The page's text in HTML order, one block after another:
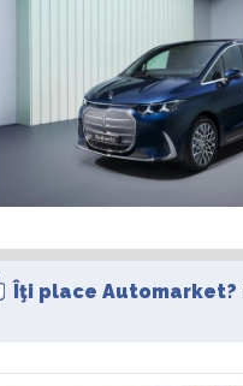
Îţi place Automarket?